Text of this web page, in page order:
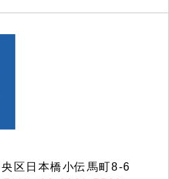
区日本橋小伝馬町8-6